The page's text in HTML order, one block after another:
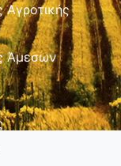
Αγροτικής
Άμεσων